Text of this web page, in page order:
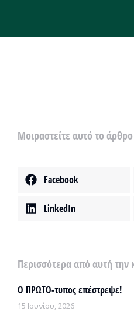
Μοιραστείτε αυτό το άρθρο
Facebook
LinkedIn
Περισσότερα από αυτή την
Ο ΠΡΩΤΟ-τυπος επέστρεψε!
15 Ιουνίου, 2026